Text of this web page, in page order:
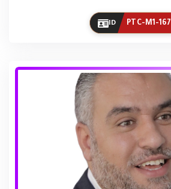
ID PTC-M1-167